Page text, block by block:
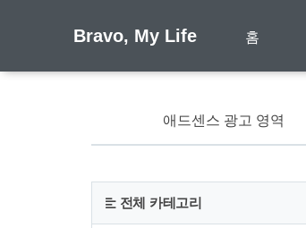
Bravo, My Life 홈
애드센스 광고 영역
전체 카테고리